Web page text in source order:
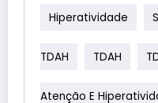
Hiperatividade
TDAH TDAH
Atenção E